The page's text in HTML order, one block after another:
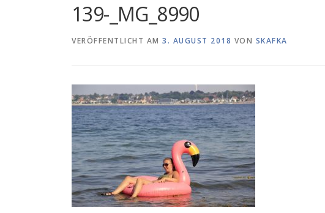
139-_MG_8990
VERÖFFENTLICHT AM 3. AUGUST 2018 VON SKAFKA